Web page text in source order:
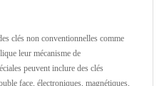
clés non conventionnelles comme
leur mécanisme de
peuvent inclure des clés
face, électroniques, magnétiques,